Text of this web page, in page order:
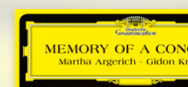
Argerich
Gidon